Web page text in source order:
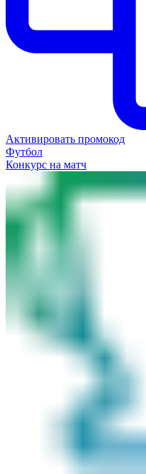
Активировать промокод
Футбол
Конкурс на матч